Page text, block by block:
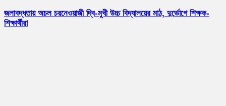
জলাবদ্ধতায় অচল চরনেওয়াজী দ্বি-মুখী উচ্চ বিদ্যালয়ের মাঠ, দুর্ভোগে শিক্ষক-
শিক্ষার্থীরা